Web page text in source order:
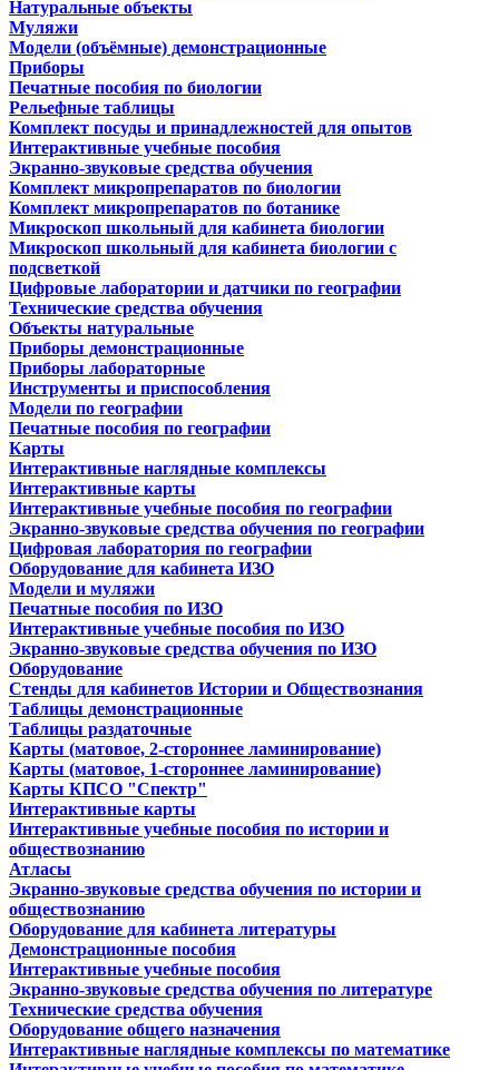
Натуральные объекты
Муляжи
Модели (объёмные) демонстрационные
Приборы
Печатные пособия по биологии
Рельефные таблицы
Комплект посуды и принадлежностей для опытов
Интерактивные учебные пособия
Экранно-звуковые средства обучения
Комплект микропрепаратов по биологии
Комплект микропрепаратов по ботанике
Микроскоп школьный для кабинета биологии
Микроскоп школьный для кабинета биологии с
подсветкой
Цифровые лаборатории и датчики по географии
Технические средства обучения
Объекты натуральные
Приборы демонстрационные
Приборы лабораторные
Инструменты и приспособления
Модели по географии
Печатные пособия по географии
Карты
Интерактивные наглядные комплексы
Интерактивные карты
Интерактивные учебные пособия по географии
Экранно-звуковые средства обучения по географии
Цифровая лаборатория по географии
Оборудование для кабинета ИЗО
Модели и муляжи
Печатные пособия по ИЗО
Интерактивные учебные пособия по ИЗО
Экранно-звуковые средства обучения по ИЗО
Оборудование
Стенды для кабинетов Истории и Обществознания
Таблицы демонстрационные
Таблицы раздаточные
Карты (матовое, 2-стороннее ламинирование)
Карты (матовое, 1-стороннее ламинирование)
Карты КПСО "Спектр"
Интерактивные карты
Интерактивные учебные пособия по истории и
обществознанию
Атласы
Экранно-звуковые средства обучения по истории и
обществознанию
Оборудование для кабинета литературы
Демонстрационные пособия
Интерактивные учебные пособия
Экранно-звуковые средства обучения по литературе
Технические средства обучения
Оборудование общего назначения
Интерактивные наглядные комплексы по математике